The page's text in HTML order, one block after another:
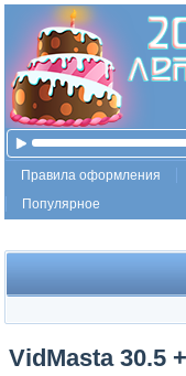
Правила оформления
Популярное
VidMasta 30.5